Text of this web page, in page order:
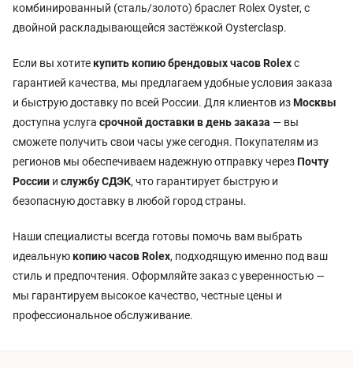
комбинированный (сталь/золото) браслет Rolex Oyster, с
двойной раскладывающейся застёжкой Oysterclasp.
Если вы хотитекупить копию брендовых часов Rolexс
гарантией качества, мы предлагаем удобные условия заказа
и быструю доставку по всей России. Для клиентов изМосквы
доступна услуга срочной доставки в день заказа — вы
сможете получить свои часы уже сегодня. Покупателям из
регионов мы обеспечиваем надежную отправку через Почту
России и службу СДЭК, что гарантирует быструю и
безопасную доставку в любой город страны.
Наши специалисты всегда готовы помочь вам выбрать
идеальнуюкопию часов Rolex, подходящую именно под ваш
стиль и предпочтения. Оформляйте заказ с уверенностью —
мы гарантируем высокое качество, честные цены и
профессиональное обслуживание.